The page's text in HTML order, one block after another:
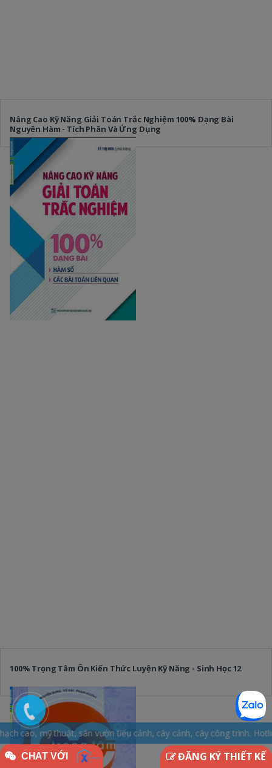
Nâng Cao Kỹ Năng Giải Toán Trắc Nghiệm 100% Dạng Bài
Nguyên Hàm - Tích Phân Và Ứng Dụng
100% Trọng Tâm Ôn Kiến Thức Luyện Kỹ Năng - Sinh Học 12
ĐĂNG KÝ THIẾT KẾ
CHAT VỚI
sân vườn tiểu cảnh, cây cảnh, cây công trình. Hotline: